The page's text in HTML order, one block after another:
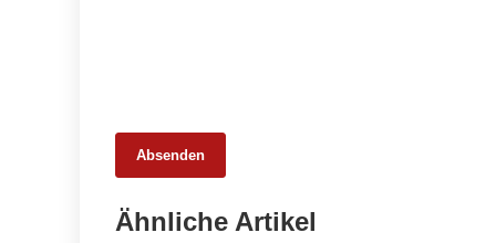
Absenden
Ähnliche Artikel
65 Millionen Euro Umsatz in der